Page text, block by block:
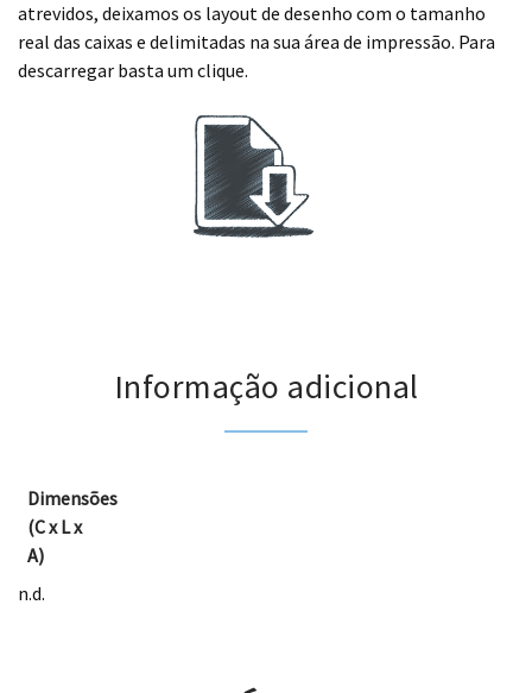
atrevidos, deixamos os layout de desenho com o tamanho
real das caixas e delimitadas na sua área de impressão. Para
descarregar basta um clique.
Informação adicional
Dimensões
(C x L x
A)
n.d.